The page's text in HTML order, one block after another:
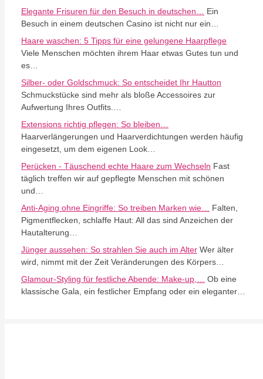
Elegante Frisuren für den Besuch in deutschen…
Ein
Besuch in einem deutschen Casino ist nicht nur ein…
Haare waschen: 5 Tipps für eine gelungene Haarpflege
Viele Menschen möchten ihrem Haar etwas Gutes tun und
es…
Silber- oder Goldschmuck: So entscheidet Ihr Hautton
Schmuckstücke sind mehr als bloße Accessoires zur
Aufwertung Ihres Outfits.…
Extensions richtig pflegen: So bleiben…
Haarverlängerungen und Haarverdichtungen werden häufig
eingesetzt, um dem eigenen Look…
Perücken - Täuschend echte Haare zum Wechseln Fast
täglich treffen wir auf gepflegte Menschen mit schönen
und…
Anti-Aging ohne Eingriffe: So treiben Marken wie…
Falten,
Pigmentflecken, schlaffe Haut: All das sind Anzeichen der
Hautalterung…
Jünger aussehen: So strahlen Sie auch im Alter Wer älter
wird, nimmt mit der Zeit Veränderungen des Körpers…
Glamour-Styling für festliche Abende: Make-up,…
Ob eine
klassische Gala, ein festlicher Empfang oder ein eleganter…